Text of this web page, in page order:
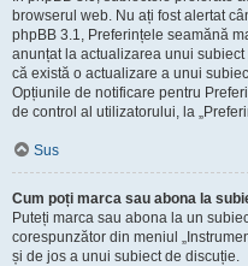
browserul web. Nu ați fost alertat
phpBB 3.1, Preferințele seamănă
anunțat la actualizarea unui
că există o actualizare a unui
Opțiunile de notificare pentru
de control al utilizatorului, la
Sus
Cum poți marca sau abona la
Puteți marca sau abona la un
corespunzător din meniul
și de jos a unui subiect de discuție.